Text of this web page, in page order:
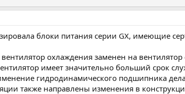
блоки питания серии GX, имеющие
охлаждения заменен на
имеет значительно больший срок
гидродинамического подшипника
также направлены изменения в